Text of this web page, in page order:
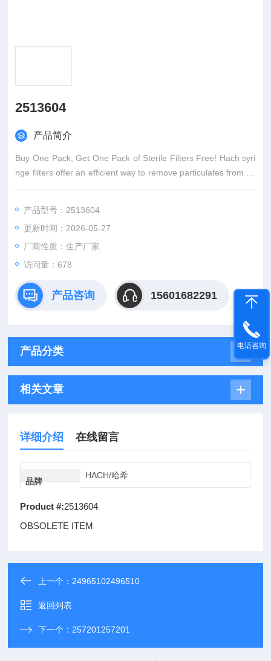
2513604
产品简介
Buy One Pack, Get One Pack of Sterile Filters Free! Hach syri
nge filters offer an efficient way to remove particulates from sa
mples prior to analysis. Filters feature 20% more surface area
产品型号：2513604
更新时间：2026-05-27
厂商性质：生产厂家
访问量：678
产品咨询 15601682291
产品分类
相关文章
详细介绍 在线留言
品牌
HACH/哈希
Product #:2513604
OBSOLETE ITEM
上一个： 24965102496510
返回列表
下一个： 257201257201
电话咨询